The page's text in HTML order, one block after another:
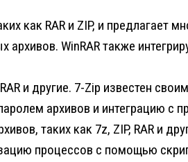
как RAR и ZIP, и предлагает
WinRAR также
и другие. 7-Zip известен
архивов и интеграцию с
таких как 7z, ZIP, RAR и
процессов с помощью